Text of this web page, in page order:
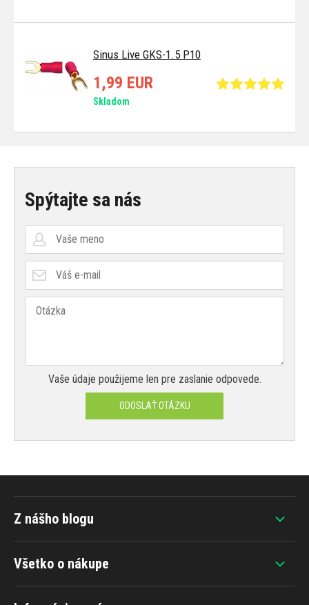
Sinus Live GKS-1.5 P10
1,99 EUR
Skladom
Spýtajte sa nás
Vaše údaje použijeme len pre zaslanie odpovede.
ODOSLAŤ OTÁZKU
Všetko o nákupe
Z nášho blogu